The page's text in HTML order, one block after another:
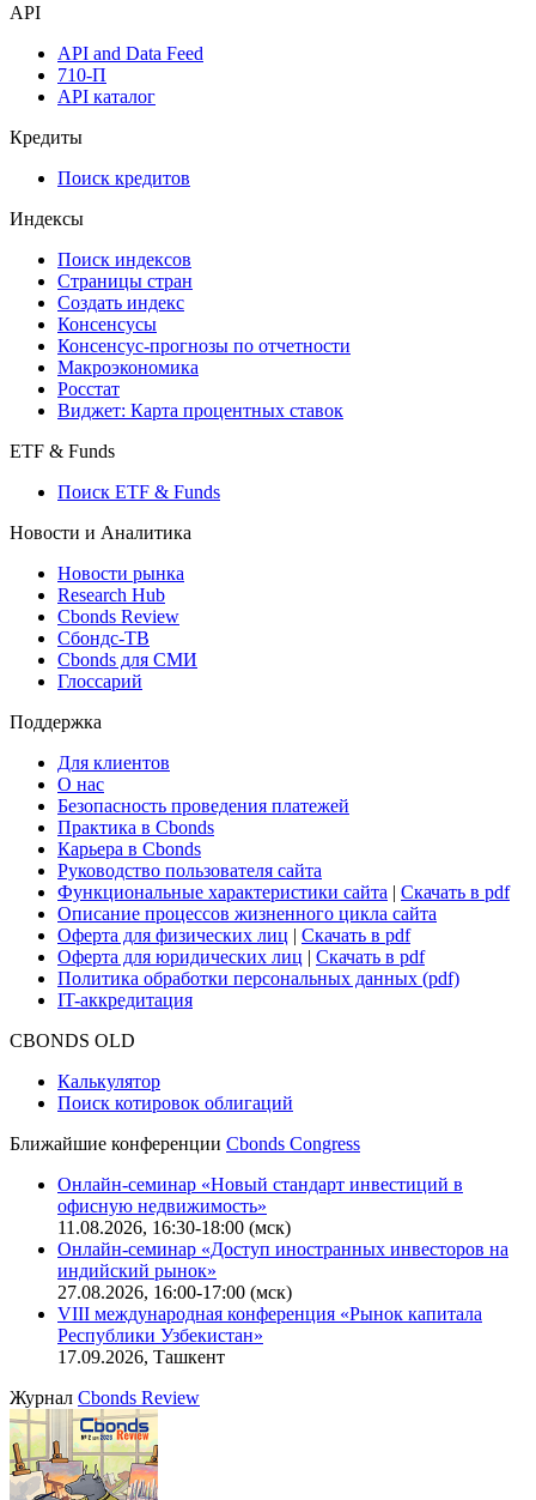
API
API and Data Feed
710-П
API каталог
Кредиты
Поиск кредитов
Индексы
Поиск индексов
Страницы стран
Создать индекс
Консенсусы
Консенсус-прогнозы по отчетности
Макроэкономика
Росстат
Виджет: Карта процентных ставок
ETF & Funds
Поиск ETF & Funds
Новости и Аналитика
Новости рынка
Research Hub
Cbonds Review
Сбондс-ТВ
Cbonds для СМИ
Глоссарий
Поддержка
Для клиентов
О нас
Безопасность проведения платежей
Практика в Cbonds
Карьера в Cbonds
Руководство пользователя сайта
Функциональные характеристики сайта | Скачать в pdf
Описание процессов жизненного цикла сайта
Оферта для физических лиц | Скачать в pdf
Оферта для юридических лиц | Скачать в pdf
Политика обработки персональных данных (pdf)
IT-аккредитация
CBONDS OLD
Калькулятор
Поиск котировок облигаций
Ближайшие конференции Cbonds Congress
Онлайн-семинар «Новый стандарт инвестиций в
офисную недвижимость»
11.08.2026, 16:30-18:00 (мск)
Онлайн-семинар «Доступ иностранных инвесторов на
индийский рынок»
27.08.2026, 16:00-17:00 (мск)
VIII международная конференция «Рынок капитала
Республики Узбекистан»
17.09.2026, Ташкент
Журнал Cbonds Review